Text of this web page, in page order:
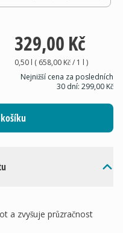
a zvyšuje průzračnost
329,00 Kč
0,50 l ( 658,00 Kč/ 1 l )
Nejnižší cena za posledních
30 dní: 299,00 Kč